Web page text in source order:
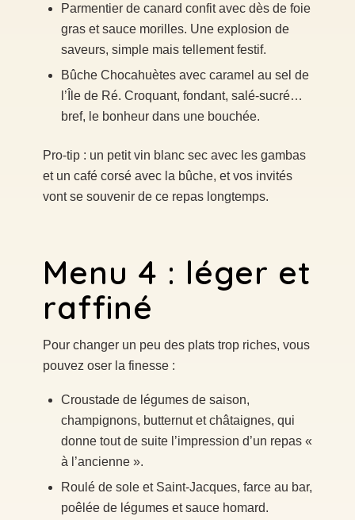
Parmentier de canard confit avec dès de foie
gras et sauce morilles. Une explosion de
saveurs, simple mais tellement festif.
Bûche Chocahuètes avec caramel au sel de
l’Île de Ré. Croquant, fondant, salé-sucré…
bref, le bonheur dans une bouchée.
Pro-tip : un petit vin blanc sec avec les gambas
et un café corsé avec la bûche, et vos invités
vont se souvenir de ce repas longtemps.
Menu 4 : léger et
raffiné
Pour changer un peu des plats trop riches, vous
pouvez oser la finesse :
Croustade de légumes de saison,
champignons, butternut et châtaignes, qui
donne tout de suite l’impression d’un repas «
à l’ancienne ».
Roulé de sole et Saint-Jacques, farce au bar,
poêlée de légumes et sauce homard.